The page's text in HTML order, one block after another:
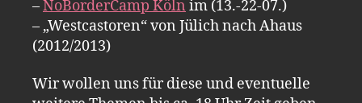
–NoBorderCamp Köln im (13.-22-07.)
– „Westcastoren“ von Jülich nach Ahaus
(2012/2013)
Wir wollen uns für diese und eventuelle